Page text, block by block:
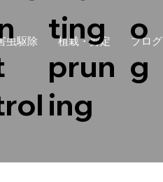
虫駆除 植栽・剪定 ブログ
ting
prun
ing
o
g